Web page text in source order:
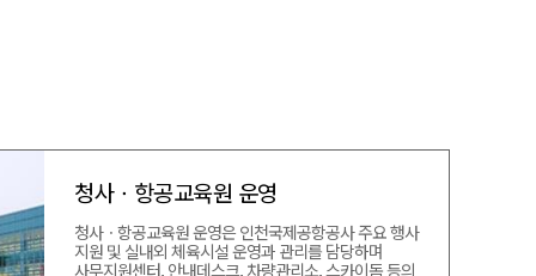
청사ㆍ항공교육원 운영
청사ㆍ항공교육원 운영은 인천국제공항공사 주요 행사
지원 및 실내외 체육시설 운영과 관리를 담당하며
사무지원센터, 안내데스크, 차량관리소, 스카이돔 등의